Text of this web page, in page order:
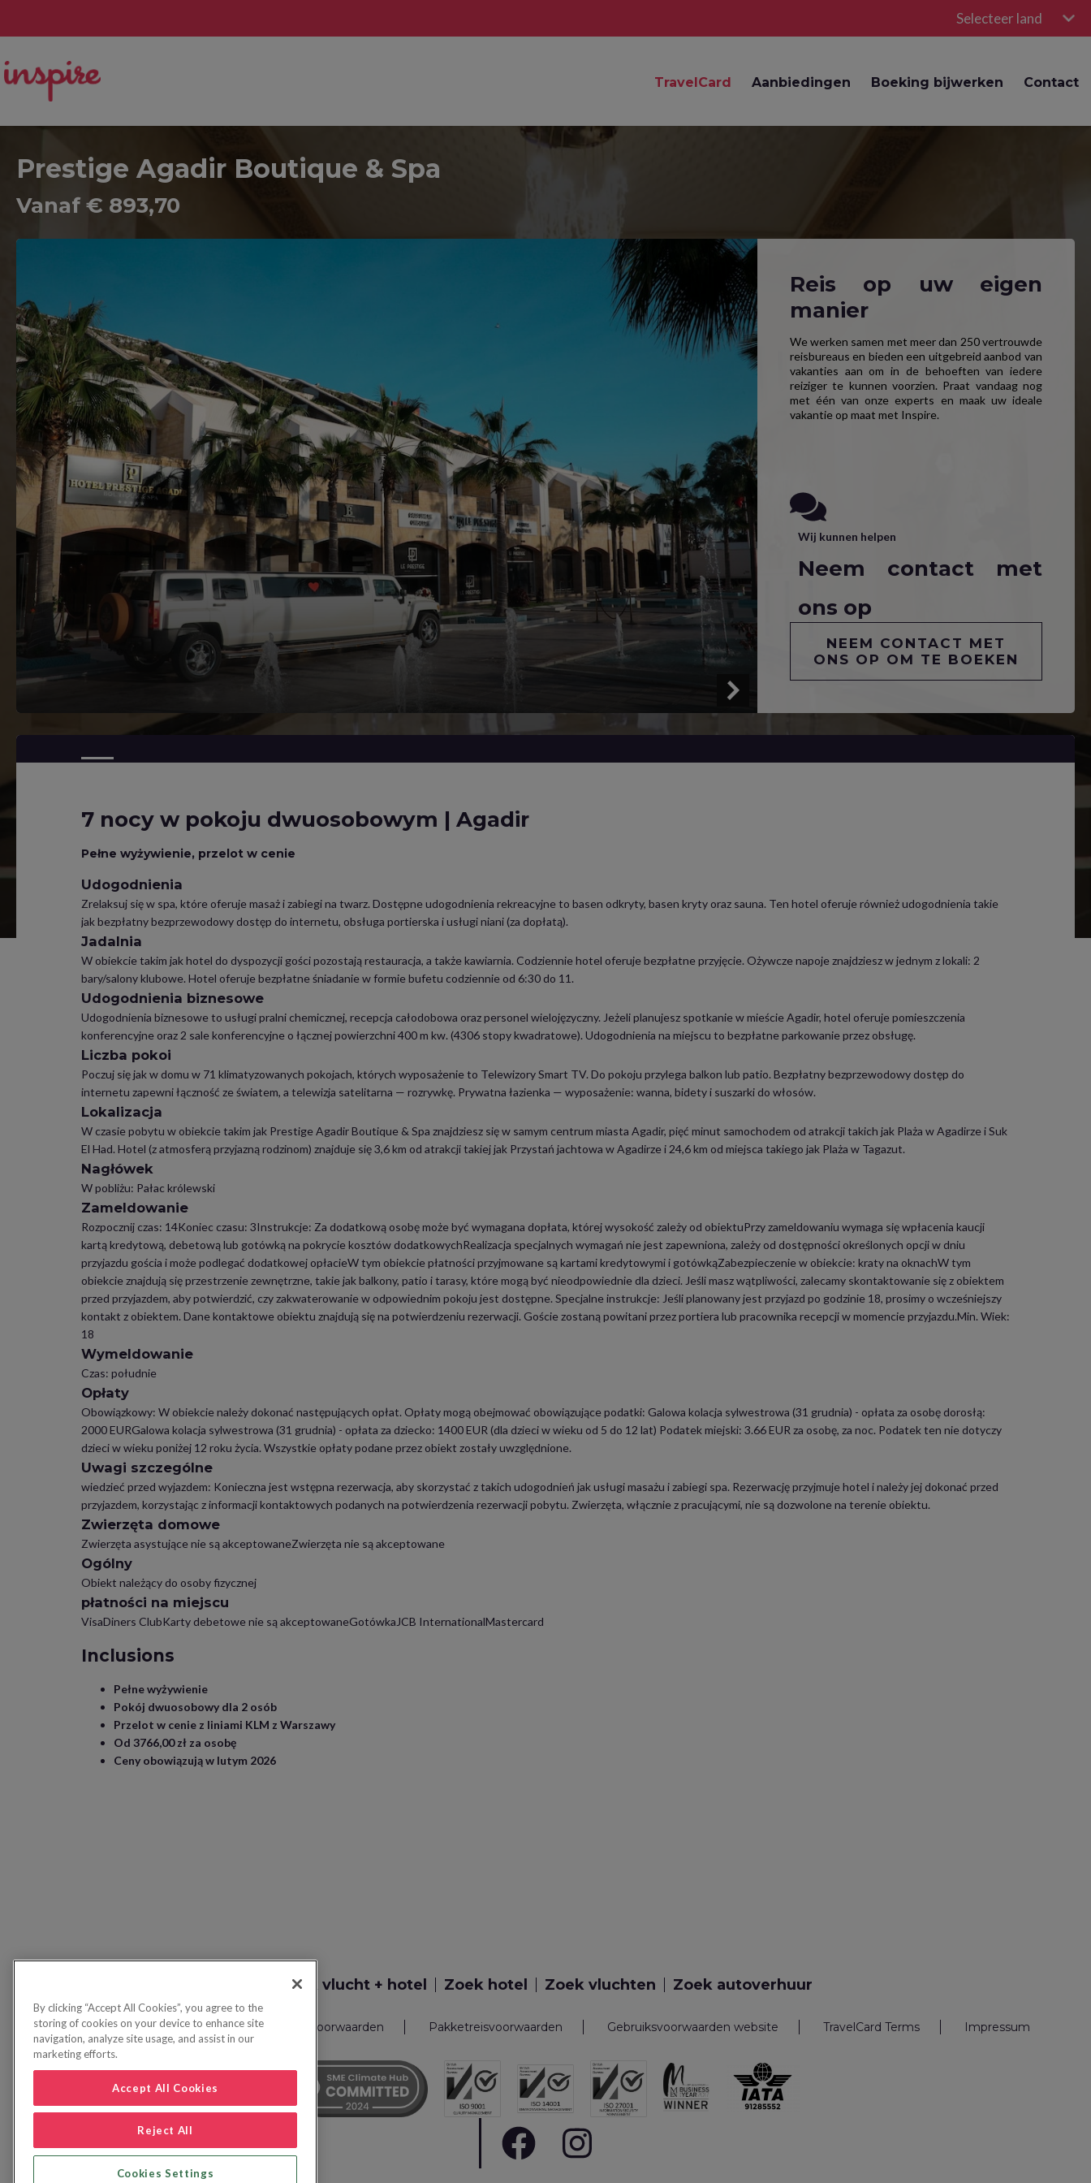
Selecteer land
TravelCard Aanbiedingen Boeking bijwerken Contact
Prestige Agadir Boutique & Spa
Vanaf € 893,70
Reis op uw eigen
manier
We werken samen met meer dan 250 vertrouwde
reisbureaus en bieden een uitgebreid aanbod van
vakanties aan om in de behoeften van iedere
reiziger te kunnen voorzien. Praat vandaag nog
met één van onze experts en maak uw ideale
vakantie op maat met Inspire.
Wij kunnen helpen
Neem contact met
ons op
NEEM CONTACT MET
ONS OP OM TE BOEKEN
7 nocy w pokoju dwuosobowym | Agadir
Pełne wyżywienie, przelot w cenie
Udogodnienia
Zrelaksuj się w spa, które oferuje masaż i zabiegi na twarz. Dostępne udogodnienia rekreacyjne to basen odkryty, basen kryty oraz sauna. Ten hotel oferuje również udogodnienia takie
jak bezpłatny bezprzewodowy dostęp do internetu, obsługa portierska i usługi niani (za dopłatą).
Jadalnia
W obiekcie takim jak hotel do dyspozycji gości pozostają restauracja, a także kawiarnia. Codziennie hotel oferuje bezpłatne przyjęcie. Ożywcze napoje znajdziesz w jednym z lokali: 2
bary/salony klubowe. Hotel oferuje bezpłatne śniadanie w formie bufetu codziennie od 6:30 do 11.
Udogodnienia biznesowe
Udogodnienia biznesowe to usługi pralni chemicznej, recepcja całodobowa oraz personel wielojęzyczny. Jeżeli planujesz spotkanie w mieście Agadir, hotel oferuje pomieszczenia
konferencyjne oraz 2 sale konferencyjne o łącznej powierzchni 400 m kw. (4306 stopy kwadratowe). Udogodnienia na miejscu to bezpłatne parkowanie przez obsługę.
Liczba pokoi
Poczuj się jak w domu w 71 klimatyzowanych pokojach, których wyposażenie to Telewizory Smart TV. Do pokoju przylega balkon lub patio. Bezpłatny bezprzewodowy dostęp do
internetu zapewni łączność ze światem, a telewizja satelitarna — rozrywkę. Prywatna łazienka — wyposażenie: wanna, bidety i suszarki do włosów.
Lokalizacja
W czasie pobytu w obiekcie takim jak Prestige Agadir Boutique & Spa znajdziesz się w samym centrum miasta Agadir, pięć minut samochodem od atrakcji takich jak Plaża w Agadirze i Suk
El Had. Hotel (z atmosferą przyjazną rodzinom) znajduje się 3,6 km od atrakcji takiej jak Przystań jachtowa w Agadirze i 24,6 km od miejsca takiego jak Plaża w Tagazut.
Nagłówek
W pobliżu: Pałac królewski
Zameldowanie
Rozpocznij czas: 14Koniec czasu: 3Instrukcje: Za dodatkową osobę może być wymagana dopłata, której wysokość zależy od obiektuPrzy zameldowaniu wymaga się wpłacenia kaucji
kartą kredytową, debetową lub gotówką na pokrycie kosztów dodatkowychRealizacja specjalnych wymagań nie jest zapewniona, zależy od dostępności określonych opcji w dniu
przyjazdu gościa i może podlegać dodatkowej opłacieW tym obiekcie płatności przyjmowane są kartami kredytowymi i gotówkąZabezpieczenie w obiekcie: kraty na oknachW tym
obiekcie znajdują się przestrzenie zewnętrzne, takie jak balkony, patio i tarasy, które mogą być nieodpowiednie dla dzieci. Jeśli masz wątpliwości, zalecamy skontaktowanie się z obiektem
przed przyjazdem, aby potwierdzić, czy zakwaterowanie w odpowiednim pokoju jest dostępne. Specjalne instrukcje: Jeśli planowany jest przyjazd po godzinie 18, prosimy o wcześniejszy
kontakt z obiektem. Dane kontaktowe obiektu znajdują się na potwierdzeniu rezerwacji. Goście zostaną powitani przez portiera lub pracownika recepcji w momencie przyjazdu.Min. Wiek:
18
Wymeldowanie
Czas: południe
Opłaty
Obowiązkowy: W obiekcie należy dokonać następujących opłat. Opłaty mogą obejmować obowiązujące podatki: Galowa kolacja sylwestrowa (31 grudnia) - opłata za osobę dorosłą:
2000 EURGalowa kolacja sylwestrowa (31 grudnia) - opłata za dziecko: 1400 EUR (dla dzieci w wieku od 5 do 12 lat) Podatek miejski: 3.66 EUR za osobę, za noc. Podatek ten nie dotyczy
dzieci w wieku poniżej 12 roku życia. Wszystkie opłaty podane przez obiekt zostały uwzględnione.
Uwagi szczególne
wiedzieć przed wyjazdem: Konieczna jest wstępna rezerwacja, aby skorzystać z takich udogodnień jak usługi masażu i zabiegi spa. Rezerwację przyjmuje hotel i należy jej dokonać przed
przyjazdem, korzystając z informacji kontaktowych podanych na potwierdzenia rezerwacji pobytu. Zwierzęta, włącznie z pracującymi, nie są dozwolone na terenie obiektu.
Zwierzęta domowe
Zwierzęta asystujące nie są akceptowaneZwierzęta nie są akceptowane
Ogólny
Obiekt należący do osoby fizycznej
płatności na miejscu
VisaDiners ClubKarty debetowe nie są akceptowaneGotówkaJCB InternationalMastercard
Inclusions
Pełne wyżywienie
Pokój dwuosobowy dla 2 osób
Przelot w cenie z liniami KLM z Warszawy
Od 3766,00 zł za osobę
Ceny obowiązują w lutym 2026
Zoek vlucht + hotel Zoek hotel Zoek vluchten Zoek autoverhuur
Privacybeleid FAQs Boekingsvoorwaarden Pakketreisvoorwaarden Gebruiksvoorwaarden website TravelCard Terms Impressum
By clicking “Accept All Cookies”, you agree to the
storing of cookies on your device to enhance site
navigation, analyze site usage, and assist in our
marketing efforts.
Accept All Cookies
Reject All
Cookies Settings